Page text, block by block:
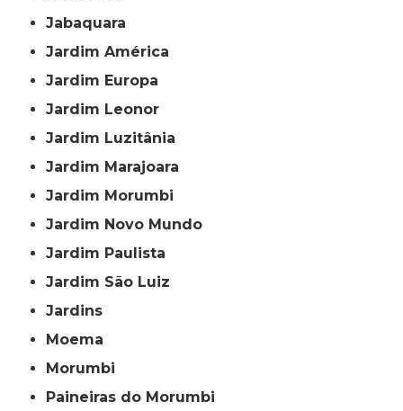
Jabaquara
Jardim América
Jardim Europa
Jardim Leonor
Jardim Luzitânia
Jardim Marajoara
Jardim Morumbi
Jardim Novo Mundo
Jardim Paulista
Jardim São Luiz
Jardins
Moema
Morumbi
Paineiras do Morumbi